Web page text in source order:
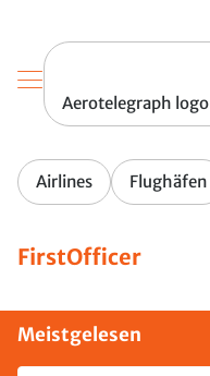
Aerotelegraph logo
Airlines Flughäfen
FirstOfficer
Meistgelesen